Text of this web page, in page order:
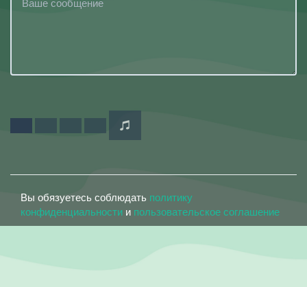
Вы обязуетесь соблюдать политику
конфиденциальности и пользовательское соглашение